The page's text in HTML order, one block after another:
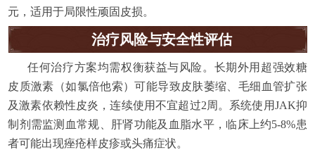
元，适用于局限性顽固皮损。
治疗风险与安全性评估
任何治疗方案均需权衡获益与风险。长期外用超强效糖
皮质激素（如氯倍他索）可能导致皮肤萎缩、毛细血管扩张
及激素依赖性皮炎，连续使用不宜超过2周。系统使用JAK抑
制剂需监测血常规、肝肾功能及血脂水平，临床上约5-8%患
者可能出现痤疮样皮疹或头痛症状。